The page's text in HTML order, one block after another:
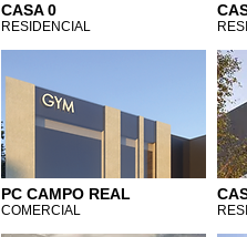
CASA 0
RESIDENCIAL
PC CAMPO REAL
COMERCIAL